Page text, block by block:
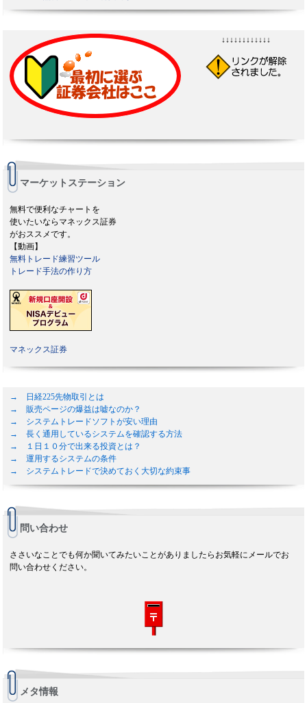
↓↓↓↓↓↓↓↓↓↓↓↓
マーケットステーション
無料で便利なチャートを
使いたいならマネックス証券
がおススメです。
【動画】
無料トレード練習ツール
トレード手法の作り方
マネックス証券
→ 日経225先物取引とは
→ 販売ページの爆益は嘘なのか？
→ システムトレードソフトが安い理由
→ 長く通用しているシステムを確認する方法
→ １日１０分で出来る投資とは？
→ 運用するシステムの条件
→ システムトレードで決めておく大切な約束事
問い合わせ
ささいなことでも何か聞いてみたいことがありましたらお気軽にメールでお
問い合わせください。
メタ情報